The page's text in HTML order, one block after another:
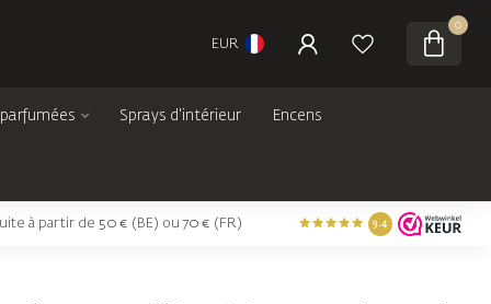
EUR
0
Sprays d'intérieur Encens
à partir de 50 € (BE) ou 70 € (FR) 9.4